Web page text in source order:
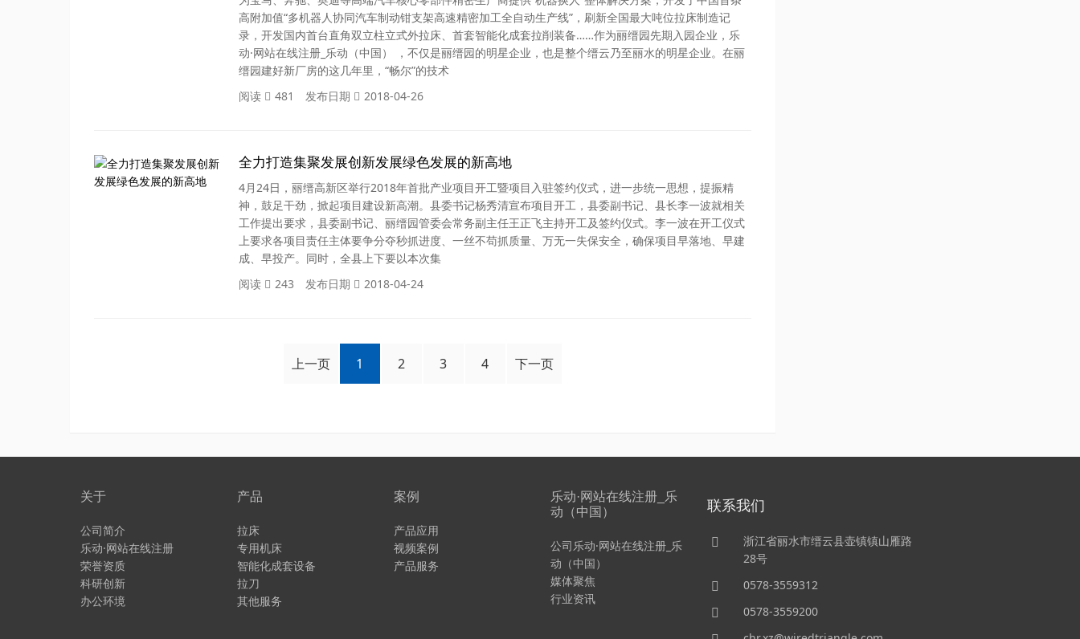
高附加值“多机器人协同汽车制动钳支架高速精密加工全自动生产线”，刷新全国最大吨位拉床制造记
录，开发国内首台直角双立柱立式外拉床、首套智能化成套拉削装备……作为丽缙园先期入园企业，乐
动·网站在线注册_乐动（中国） ，不仅是丽缙园的明星企业，也是整个缙云乃至丽水的明星企业。在丽
缙园建好新厂房的这几年里，“畅尔”的技术
阅读
481 发布日期 2018-04-26
全力打造集聚发展创新发展绿色发展的新高地
4月24日，丽缙高新区举行2018年首批产业项目开工暨项目入驻签约仪式，进一步统一思想，提振精
神，鼓足干劲，掀起项目建设新高潮。县委书记杨秀清宣布项目开工，县委副书记、县长李一波就相关
工作提出要求，县委副书记、丽缙园管委会常务副主任王正飞主持开工及签约仪式。李一波在开工仪式
上要求各项目责任主体要争分夺秒抓进度、一丝不苟抓质量、万无一失保安全，确保项目早落地、早建
成、早投产。同时，全县上下要以本次集
阅读
243 发布日期 2018-04-24
上一页 1 2 3 4 下一页
关于
公司简介
乐动·网站在线注册
荣誉资质
科研创新
办公环境
产品
拉床
专用机床
智能化成套设备
拉刀
其他服务
案例
产品应用
视频案例
产品服务
乐动·网站在线注册_乐
动（中国）
公司乐动·网站在线注册_乐
动（中国）
媒体聚焦
行业资讯
联系我们
浙江省丽水市缙云县壶镇镇山雁路
28号
0578-3559312
0578-3559200